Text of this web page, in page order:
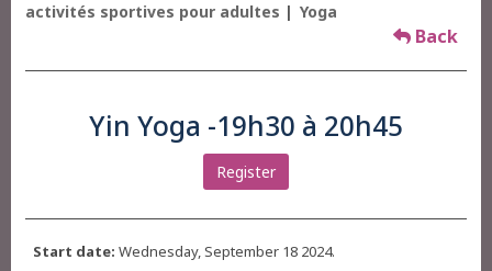
activités sportives pour adultes
Yoga
Back
Yin Yoga -19h30 à 20h45
Register
Start date: Wednesday, September 18 2024.